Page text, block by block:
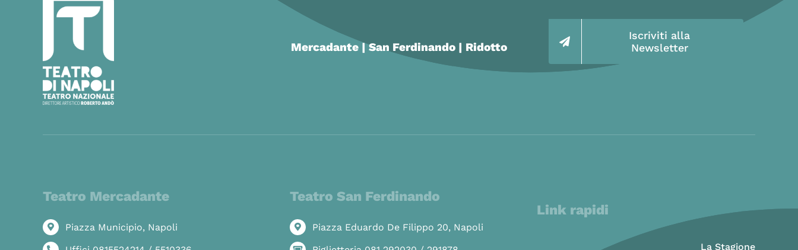
Mercadante | San Ferdinando | Ridotto
Iscriviti alla
Newsletter
Teatro Mercadante
Piazza Municipio, Napoli
Teatro San Ferdinando
Piazza Eduardo De Filippo 20, Napoli
Link rapidi
La Stagione